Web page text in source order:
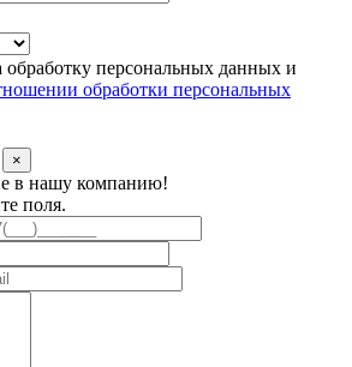
обработку персональных данных и
обработки персональных
×
в нашу компанию!
поля.